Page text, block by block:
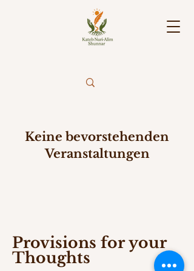
Keine bevorstehenden
Veranstaltungen
Provisions for your
Thoughts